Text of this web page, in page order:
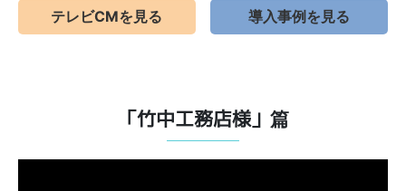
テレビCMを見る 導入事例を見る
「竹中工務店様」篇